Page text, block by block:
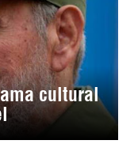
cultural